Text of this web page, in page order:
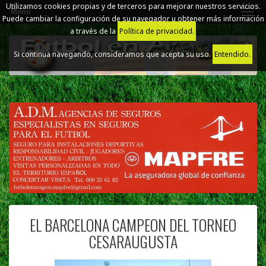
Utilizamos cookies propias y de terceros para mejorar nuestros servicios.
Puede cambiar la configuración de su navegador u obtener más información
a través de la Política de privacidad.
Si continua navegando, consideramos que acepta su uso.Entendido.
Menú
EL BARCELONA CAMPEON DEL TORNEO
CESARAUGUSTA